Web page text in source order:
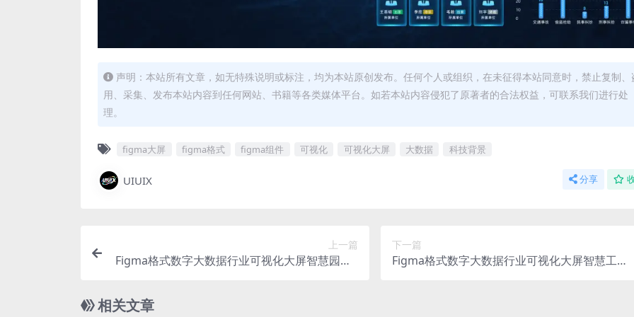
声明：本站所有文章，如无特殊说明或标注，均为本站原创发布。任何个人或组织，在未征得本站同意时，禁止复制、
用、采集、发布本站内容到任何网站、书籍等各类媒体平台。如若本站内容侵犯了原著者的合法权益，可联系我们进行处
理。
figma大屏 figma格式 figma组件 可视化 可视化大屏 大数据 科技背景
UIUIX 分享
上一篇
Figma格式数字大数据行业可视化大屏智慧园区6
下一篇
Figma格式数字大数据行业可视化大屏智慧工厂4
相关文章